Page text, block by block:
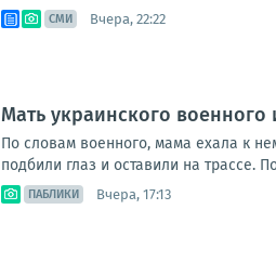
СМИ Вчера, 22:22
Мать украинского военного
По словам военного, мама ехала к
подбили глаз и оставили на трассе.
ПАБЛИКИ Вчера, 17:13